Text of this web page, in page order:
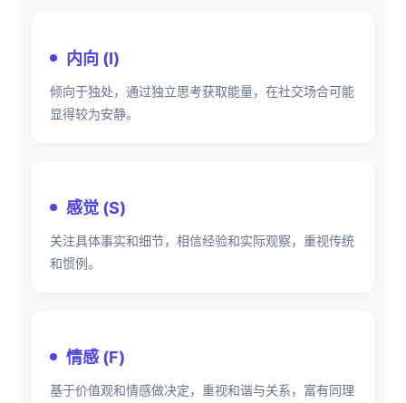
内向 (I)
倾向于独处，通过独立思考获取能量，在社交场合可能
显得较为安静。
感觉 (S)
关注具体事实和细节，相信经验和实际观察，重视传统
和惯例。
情感 (F)
基于价值观和情感做决定，重视和谐与关系，富有同理